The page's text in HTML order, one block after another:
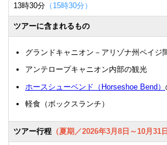
13時30分（15時30分）
ツアーに含まれるもの
グランドキャニオン－アリゾナ州ペイジ
アンテロープキャニオン内部の観光
ホースシューベンド（Horseshoe Bend）
軽食（ボックスランチ）
ツアー行程（夏期／2026年3月8日～10月31日